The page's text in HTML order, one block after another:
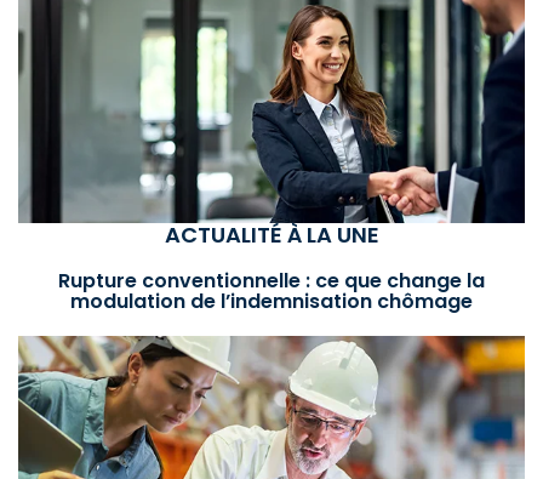
ACTUALITÉ À LA UNE
Rupture conventionnelle : ce que change la
modulation de l’indemnisation chômage